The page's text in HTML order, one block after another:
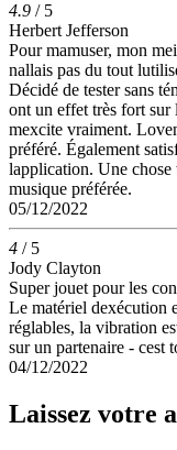
4.9 / 5
Herbert Jefferson
Pour mamuser, mon
nallais pas du tout
Décidé de tester sans
ont un effet très fort
mexcite vraiment.
préféré. Également
lapplication. Une chose
musique préférée.
05/12/2022
4 / 5
Jody Clayton
Super jouet pour les
Le matériel dexécution
réglables, la vibration
sur un partenaire - cest
04/12/2022
Laissez votre